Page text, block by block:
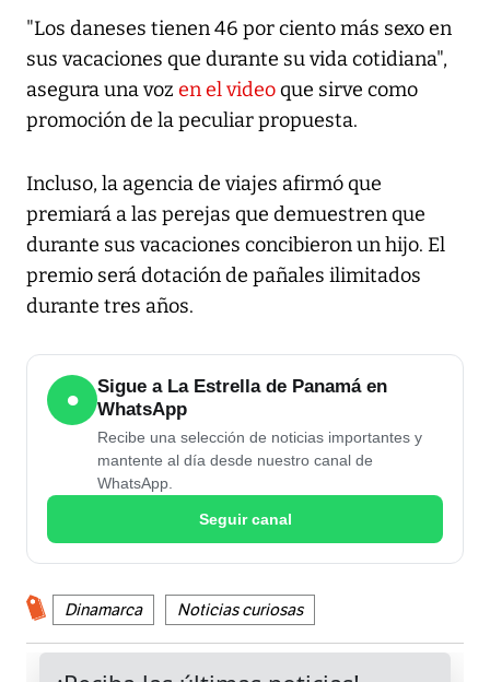
"Los daneses tienen 46 por ciento más sexo en
sus vacaciones que durante su vida cotidiana",
asegura una voz en el videoque sirve como
promoción de la peculiar propuesta.
Incluso, la agencia de viajes afirmó que
premiará a las perejas que demuestren que
durante sus vacaciones concibieron un hijo. El
premio será dotación de pañales ilimitados
durante tres años.
●
Sigue a La Estrella de Panamá en
WhatsApp
Recibe una selección de noticias importantes y
mantente al día desde nuestro canal de
WhatsApp.
Seguir canal
Dinamarca Noticias curiosas